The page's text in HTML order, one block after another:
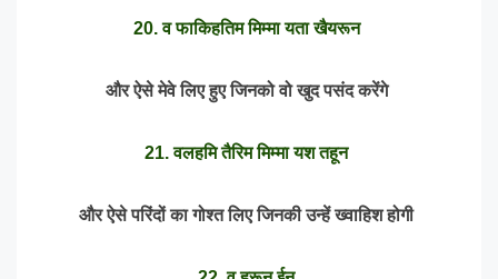
20. व फाकिहतिम मिम्मा यता खैयरून
और ऐसे मेवे लिए हुए जिनको वो खुद पसंद करेंगे
21. वलहमि तैरिम मिम्मा यश तहून
और ऐसे परिंदों का गोश्त लिए जिनकी उन्हें ख्वाहिश होगी